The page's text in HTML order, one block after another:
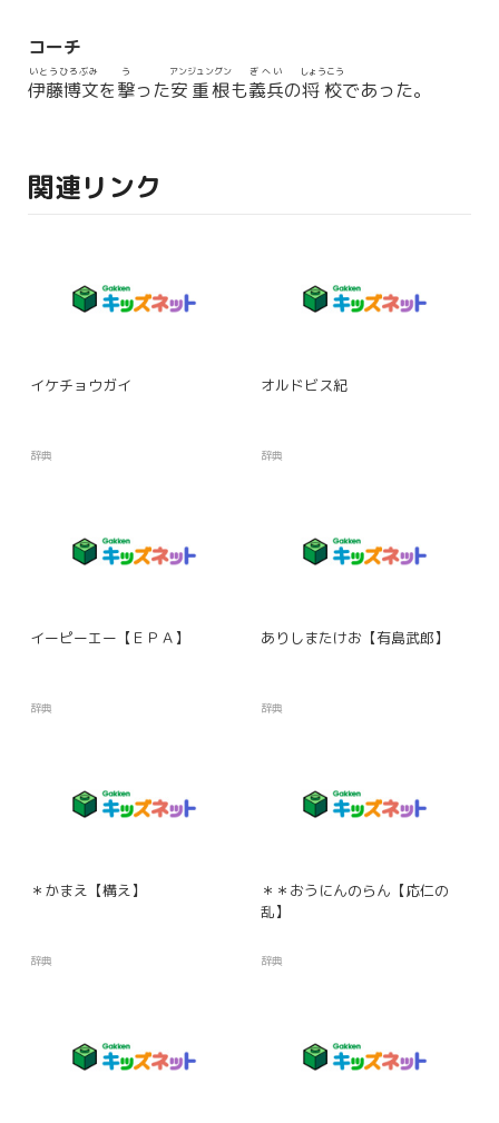
コーチ
伊藤博文
いとうひろぶみ
を撃
う
った安重根
アンジュングン
も義兵
ぎへい
の将校
しょうこう
であった。
関連リンク
イケチョウガイ
辞典
オルドビス紀
辞典
イーピーエー【ＥＰＡ】
辞典
ありしまたけお【有島武郎】
辞典
＊かまえ【構え】
辞典
＊＊おうにんのらん【応仁の
乱】
辞典